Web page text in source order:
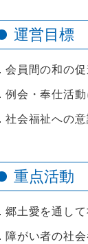
運営目標
会員間の和の促
例会・奉仕活
社会福祉への意
重点活動
郷土愛を通し
障がい者の社